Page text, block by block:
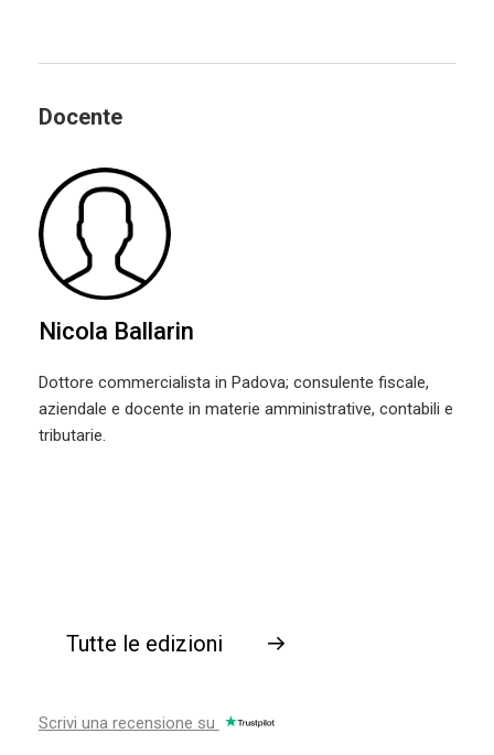
Docente
Nicola Ballarin
Dottore commercialista in Padova; consulente fiscale,
aziendale e docente in materie amministrative, contabili e
tributarie.
Tutte le edizioni →
Scrivi una recensione su